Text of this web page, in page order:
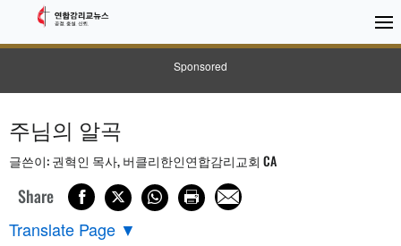
Sponsored
주님의 알곡
글쓴이: 권혁인 목사, 버클리한인연합감리교회 CA
Share
Translate Page ▼